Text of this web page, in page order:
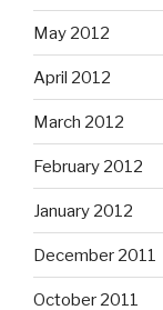
May 2012
April 2012
March 2012
February 2012
January 2012
December 2011
October 2011